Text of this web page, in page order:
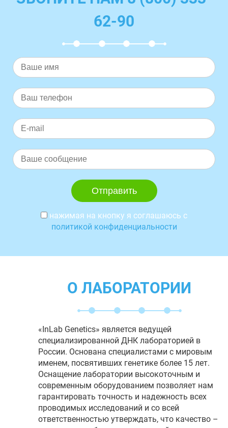
62-90
нажимая на кнопку я соглашаюсь с
политикой конфиденциальности
О ЛАБОРАТОРИИ
«InLab Genetics» является ведущей
специализированной ДНК лабораторией в
России. Основана специалистами с мировым
именем, посвятивших генетике более 15 лет.
Оснащение лаборатории высокоточным и
современным оборудованием позволяет нам
гарантировать точность и надежность всех
проводимых исследований и со всей
ответственностью утверждать, что качество –